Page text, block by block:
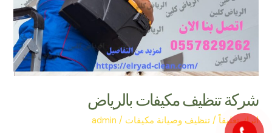
شركة تنظيف مكيفات بالرياض
اترك تعليقاً /تنظيف وصيانة مكيفات /
admin